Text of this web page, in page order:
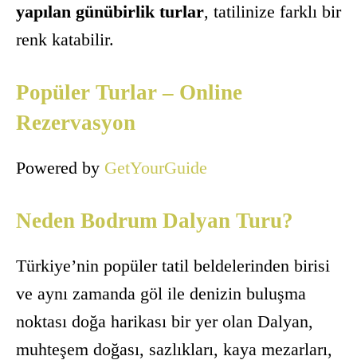
yapılan günübirlik turlar, tatilinize farklı bir
renk katabilir.
Popüler Turlar – Online
Rezervasyon
Powered by GetYourGuide
Neden Bodrum Dalyan Turu?
Türkiye’nin popüler tatil beldelerinden birisi
ve aynı zamanda göl ile denizin buluşma
noktası doğa harikası bir yer olan Dalyan,
muhteşem doğası, sazlıkları, kaya mezarları,